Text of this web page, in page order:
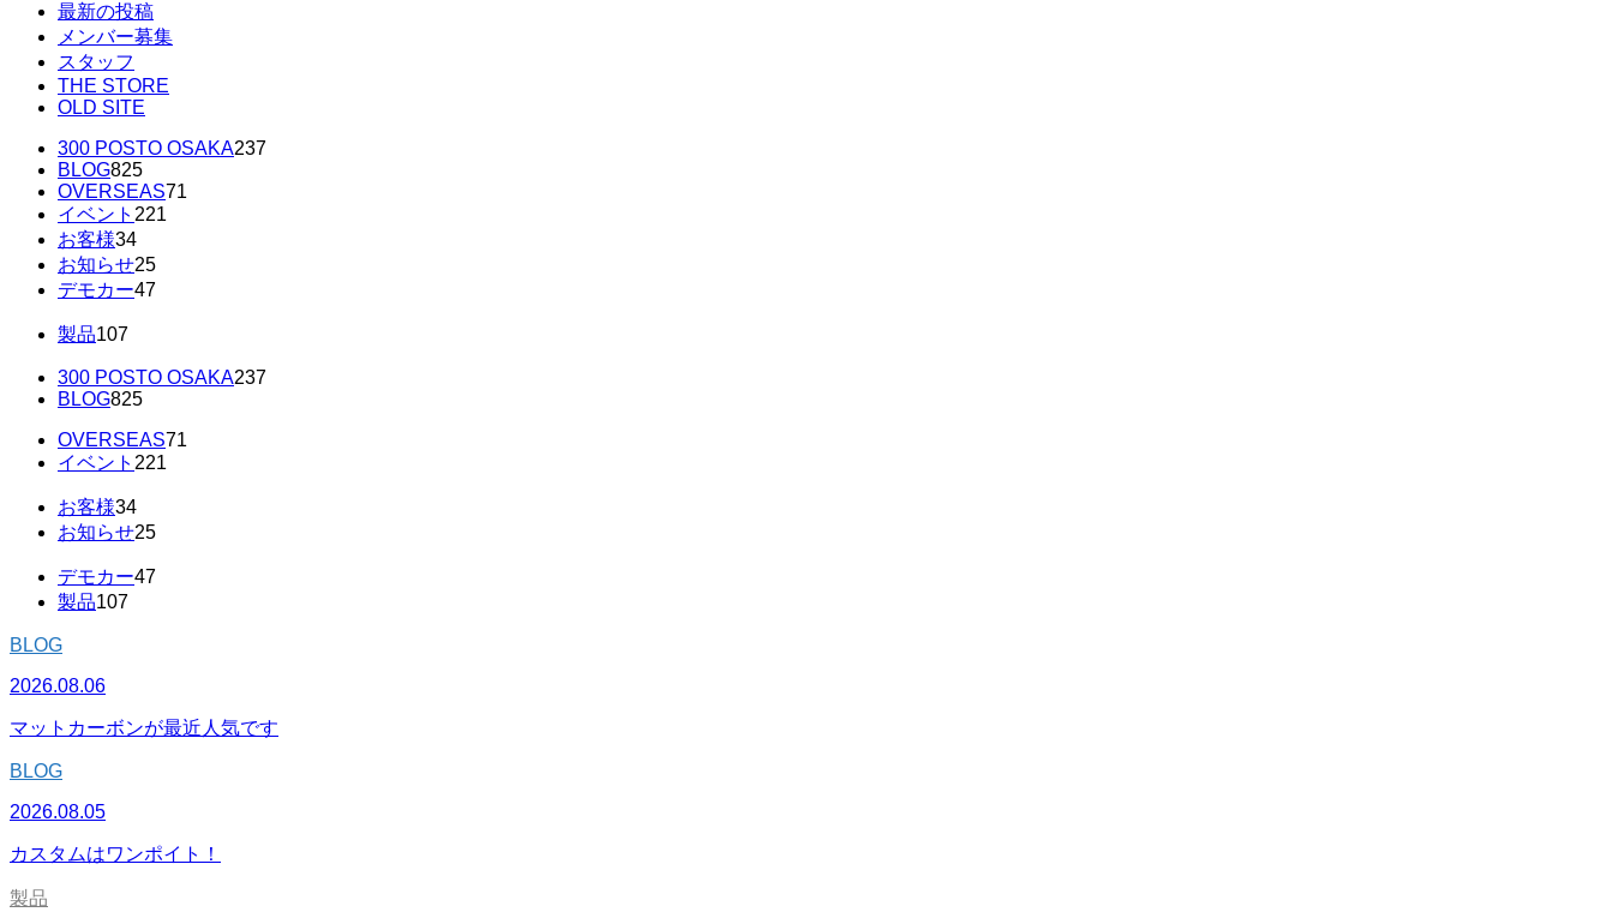
最新の投稿
メンバー募集
スタッフ
THE STORE
OLD SITE
300 POSTO OSAKA237
BLOG825
OVERSEAS71
イベント 221
お客様34
お知らせ25
デモカー47
製品107
300 POSTO OSAKA237
BLOG825
OVERSEAS71
イベント 221
お客様34
お知らせ25
デモカー47
製品107
BLOG
2026.08.06
マットカーボンが最近人気です
BLOG
2026.08.05
カスタムはワンポイト！
製品